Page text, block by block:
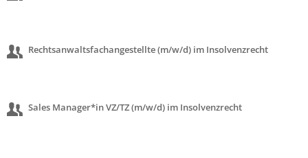
Rechtsanwaltsfachangestellte (m/w/d) im Insolvenzrecht
Sales Manager*in VZ/TZ (m/w/d) im Insolvenzrecht